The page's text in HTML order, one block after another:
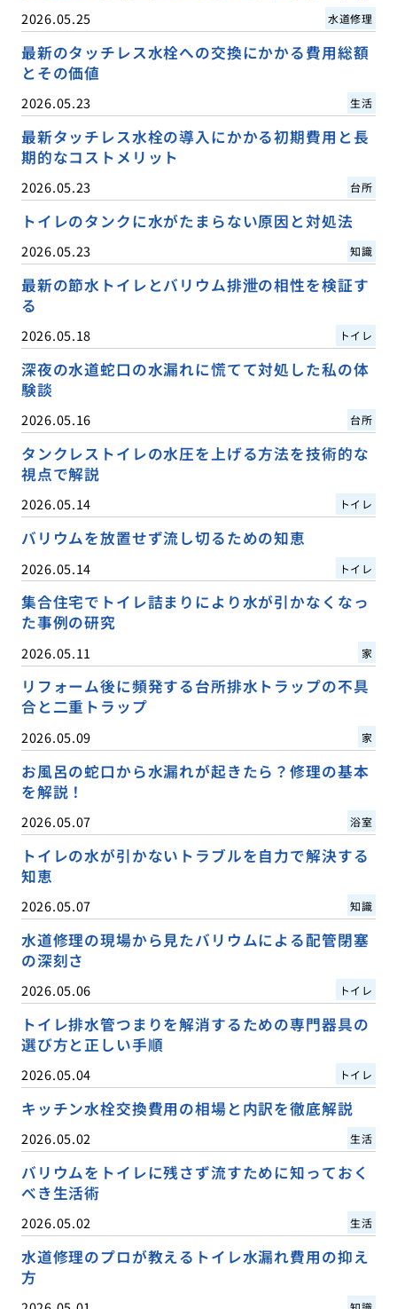
2026.05.25 水道修理
最新のタッチレス水栓への交換にかかる費用総額
とその価値
2026.05.23 生活
最新タッチレス水栓の導入にかかる初期費用と長
期的なコストメリット
2026.05.23 台所
トイレのタンクに水がたまらない原因と対処法
2026.05.23 知識
最新の節水トイレとバリウム排泄の相性を検証す
る
2026.05.18 トイレ
深夜の水道蛇口の水漏れに慌てて対処した私の体
験談
2026.05.16 台所
タンクレストイレの水圧を上げる方法を技術的な
視点で解説
2026.05.14 トイレ
バリウムを放置せず流し切るための知恵
2026.05.14 トイレ
集合住宅でトイレ詰まりにより水が引かなくなっ
た事例の研究
2026.05.11 家
リフォーム後に頻発する台所排水トラップの不具
合と二重トラップ
2026.05.09 家
お風呂の蛇口から水漏れが起きたら？修理の基本
を解説！
2026.05.07 浴室
トイレの水が引かないトラブルを自力で解決する
知恵
2026.05.07 知識
水道修理の現場から見たバリウムによる配管閉塞
の深刻さ
2026.05.06 トイレ
トイレ排水管つまりを解消するための専門器具の
選び方と正しい手順
2026.05.04 トイレ
キッチン水栓交換費用の相場と内訳を徹底解説
2026.05.02 生活
バリウムをトイレに残さず流すために知っておく
べき生活術
2026.05.02 生活
水道修理のプロが教えるトイレ水漏れ費用の抑え
方